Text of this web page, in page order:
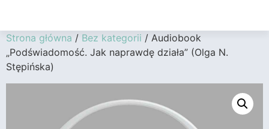
Strona główna / Bez kategorii / Audiobook
„Podświadomość. Jak naprawdę działa” (Olga N.
Stępińska)